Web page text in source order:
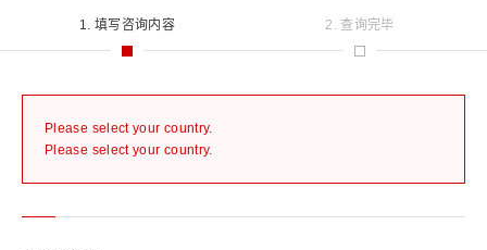
1. 填写咨询内容 2. 查询完毕
Please select your country.
Please select your country.